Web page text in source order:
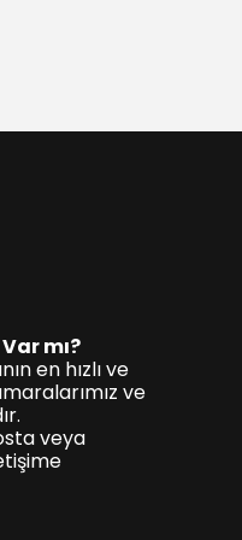
mı?
en hızlı ve
ve
veya